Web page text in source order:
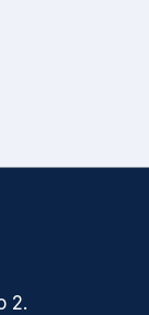
2.